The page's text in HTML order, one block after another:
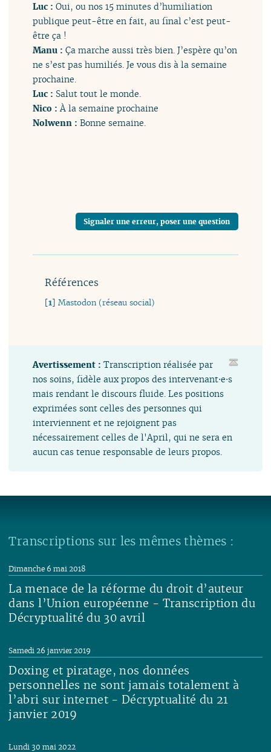
Luc :Oui, ou nos 15 minutes d’humiliation
publique peut-être en fait, au final c’est peut-
être ça !
Manu :Ça marche aussi très bien. J’espère qu’on
ne s’est pas humiliés. Je vous dis à la semaine
prochaine.
Luc : Salut tout le monde.
Nico :À la semaine prochaine
Nolwenn :Bonne semaine.
Signaler une erreur, poser une question
Références
[1]Mastodon (réseau social)
Avertissement :Transcription réalisée par
nos soins, fidèle aux propos des intervenant⋅e⋅s
mais rendant le discours fluide. Les positions
exprimées sont celles des personnes qui
interviennent et ne rejoignent pas
nécessairement celles de l'April, qui ne sera en
aucun cas tenue responsable de leurs propos.
Transcriptions sur les mêmes thèmes :
La menace de la réforme du droit d’auteur
dans l’Union européenne - Transcription du
Décryptualité du 30 avril
Dimanche 6 mai 2018
Doxing et piratage, nos données
personnelles ne sont jamais totalement à
l’abri sur internet - Décryptualité du 21
janvier 2019
Samedi 26 janvier 2019
Lundi 30 mai 2022